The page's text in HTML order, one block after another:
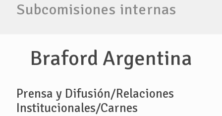
Subcomisiones internas
Braford Argentina
Prensa y Difusión/Relaciones
Institucionales/Carnes